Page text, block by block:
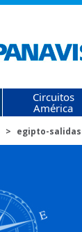
Circuitos
América
egipto-